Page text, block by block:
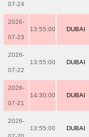
07-24
2026-
07-23
13:55:00 DUBAI
2026-
07-22
13:55:00 DUBAI
2026-
07-21
14:30:00 DUBAI
2026-
13:55:00 DUBAI